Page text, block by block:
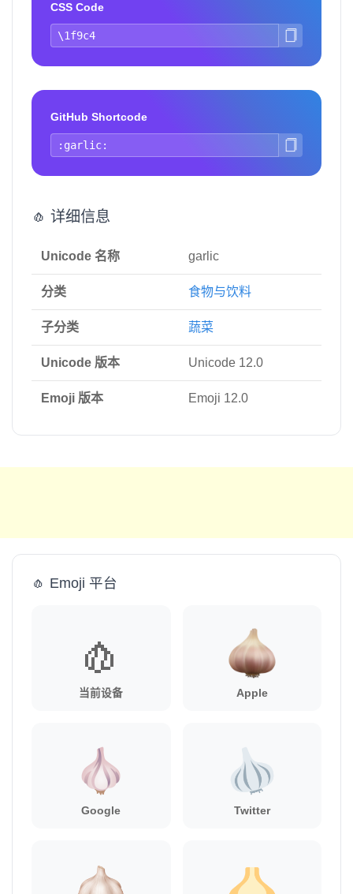
CSS Code
GitHub Shortcode
🧄 详细信息
Unicode 名称 garlic
分类 食物与饮料
子分类 蔬菜
Unicode 版本 Unicode 12.0
Emoji 版本 Emoji 12.0
🧄 Emoji 平台
🧄
当前设备 Apple
Google Twitter